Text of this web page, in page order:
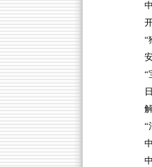
“
“
“